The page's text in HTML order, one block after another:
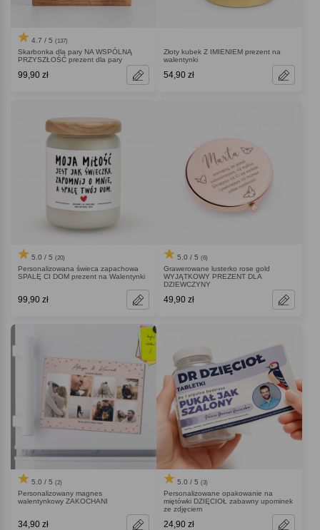
4.7 / 5 (137)
Skarbonka dla pary NA WSPÓLNĄ
PRZYSZŁOŚĆ prezent dla pary
99,90 zł
Złoty kubek Z IMIENIEM prezent na
walentynki
54,90 zł
5.0 / 5 (20)
Personalizowana świeca zapachowa
SPALĘ CI DOM prezent na Walentynki
99,90 zł
5.0 / 5 (6)
Grawerowane lusterko rose gold
WYJĄTKOWY PREZENT DLA
DZIEWCZYNY
49,90 zł
5.0 / 5 (2)
Personalizowany magnes
walentynkowy ZAKOCHANI
34,90 zł
5.0 / 5 (3)
Personalizowane opakowanie na
miętówki DZIĘCIOŁ zabawny upominek
ze zdjęciem
24,90 zł